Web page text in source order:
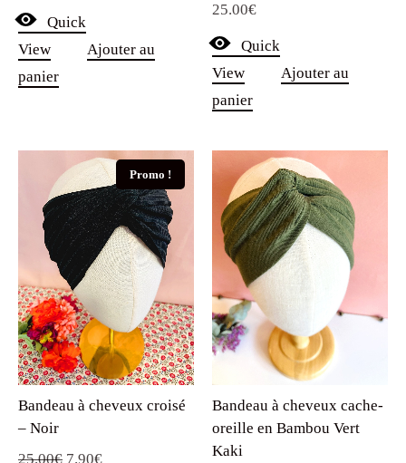
Quick
View
Ajouter au
panier
5.00
25.00€
Quick
View
Ajouter au
panier
Promo !
Bandeau à cheveux croisé
– Noir
25.00€ Le
7.90€Le
Bandeau à cheveux cache-
oreille en Bambou Vert
Kaki